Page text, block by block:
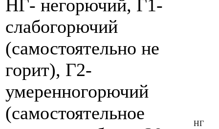
НГ- негорючий, Г1-
слабогорючий
(самостоятельно не
горит), Г2-
умеренногорючий
(самостоятельное
НГ